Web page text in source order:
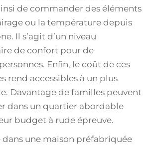
de commander des éléments
ou la température depuis
Il s’agit d’un niveau
de confort pour de
Enfin, le coût de ces
rend accessibles à un plus
Davantage de familles peuvent
dans un quartier abordable
budget à rude épreuve.
dans une maison préfabriquée